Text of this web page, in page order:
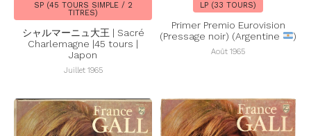
SP (45 TOURS SIMPLE / 2
TITRES)
シャルマーニュ大王 | Sacré
Charlemagne |45 tours |
Japon
Juillet 1965
LP (33 TOURS)
Primer Premio Eurovision
(Pressage noir) (Argentine
)
Août 1965